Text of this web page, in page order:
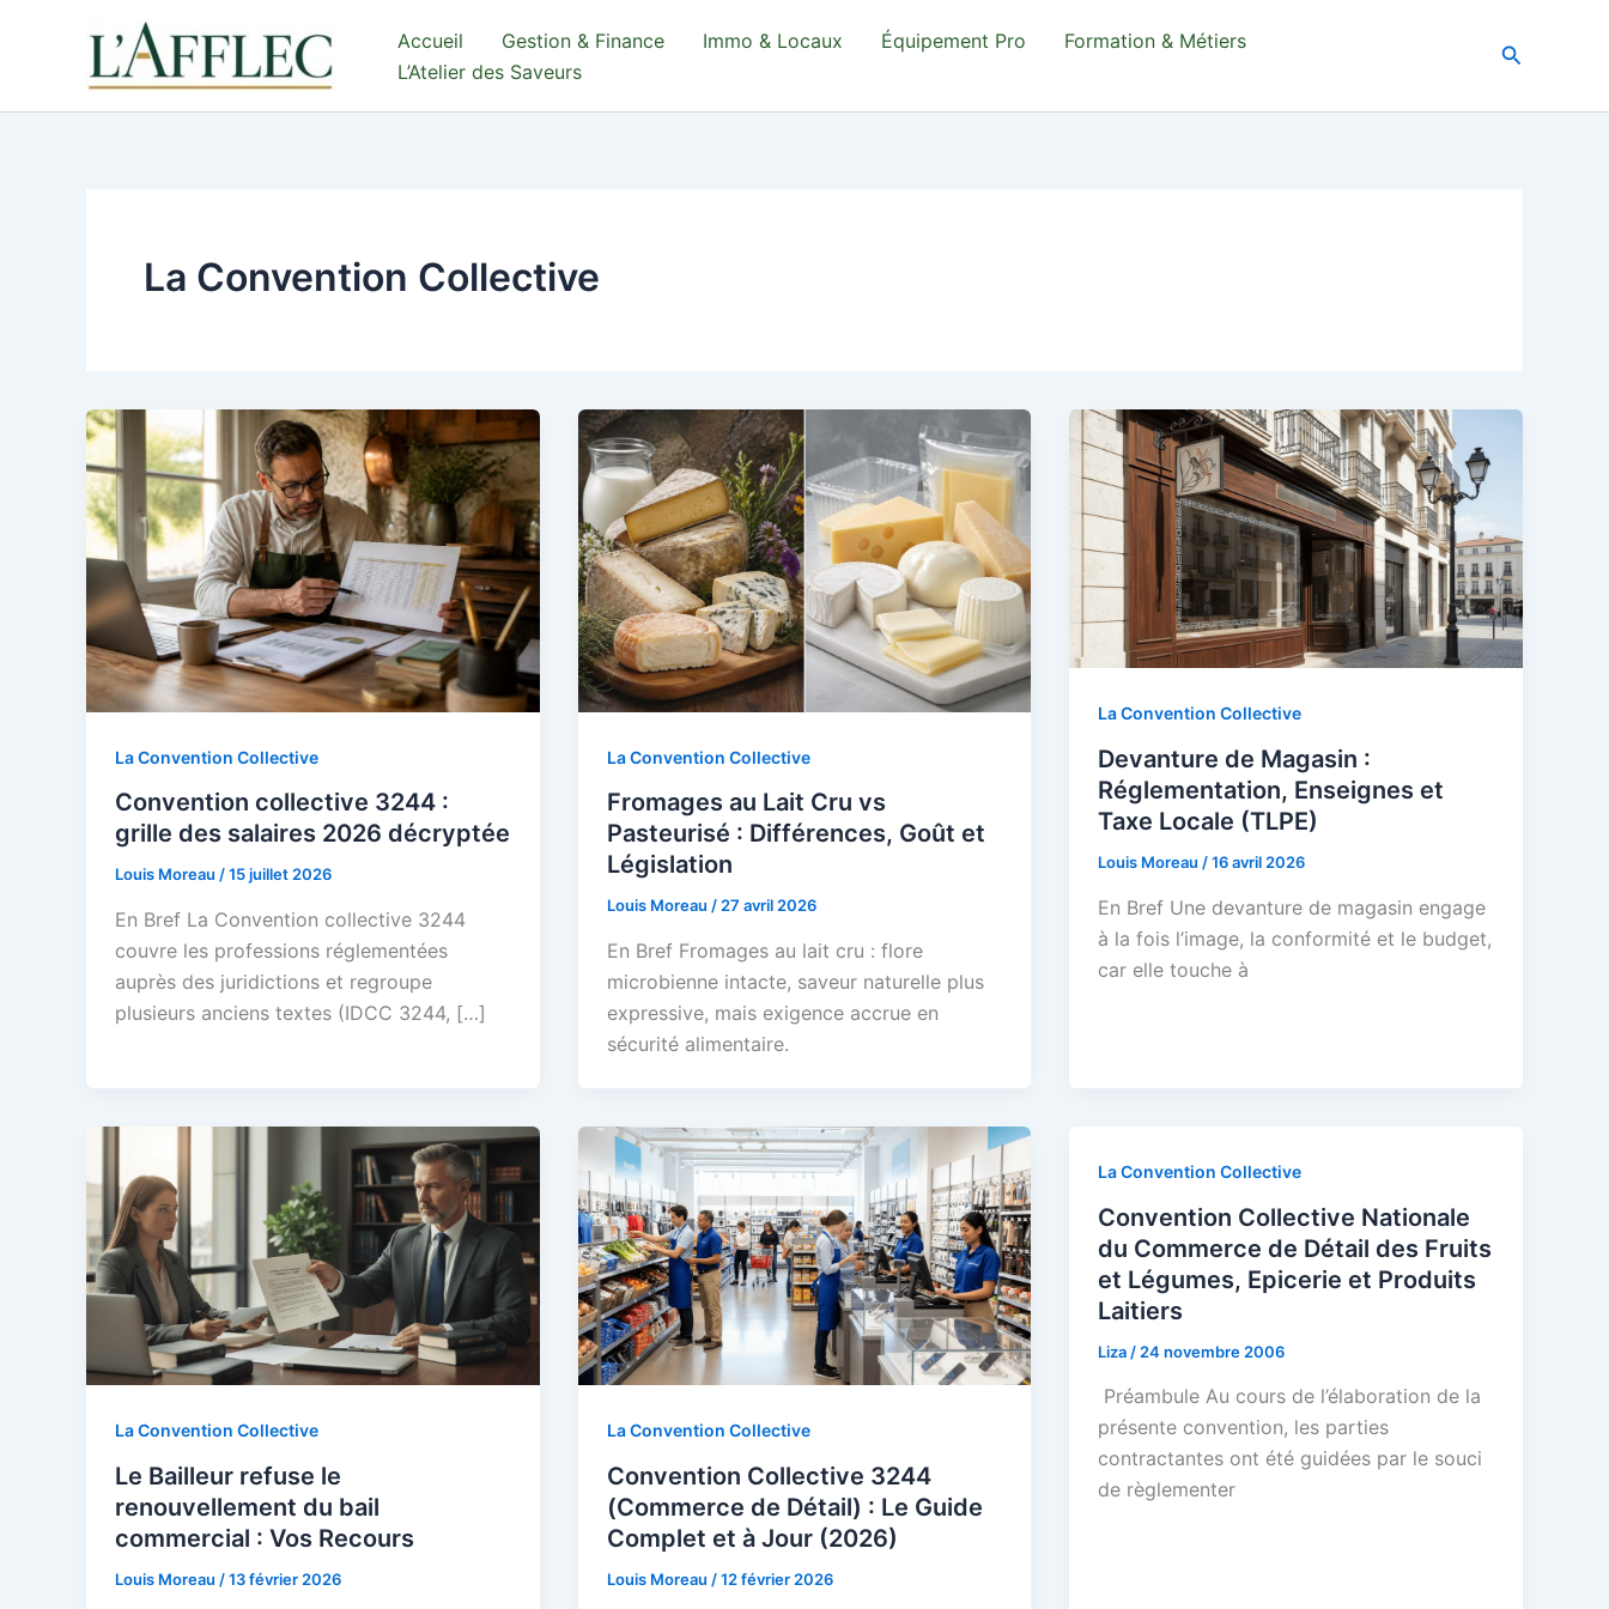
Accueil Gestion & Finance Immo & Locaux Équipement Pro
Formation & Métiers
L’Atelier des Saveurs
La Convention Collective
La Convention Collective
Convention collective 3244 :
grille des salaires 2026 décryptée
Louis Moreau /15 juillet 2026
En Bref La Convention collective 3244
couvre les professions réglementées
auprès des juridictions et regroupe
plusieurs anciens textes (IDCC 3244, […]
La Convention Collective
Fromages au Lait Cru vs
Pasteurisé : Différences, Goût et
Législation
Louis Moreau /27 avril 2026
En Bref Fromages au lait cru : flore
microbienne intacte, saveur naturelle plus
expressive, mais exigence accrue en
sécurité alimentaire.
La Convention Collective
Devanture de Magasin :
Réglementation, Enseignes et
Taxe Locale (TLPE)
Louis Moreau /16 avril 2026
En Bref Une devanture de magasin engage
à la fois l’image, la conformité et le budget,
car elle touche à
La Convention Collective
Le Bailleur refuse le
renouvellement du bail
commercial : Vos Recours
Louis Moreau /13 février 2026
La Convention Collective
Convention Collective 3244
(Commerce de Détail) : Le Guide
Complet et à Jour (2026)
Louis Moreau /12 février 2026
La Convention Collective
Convention Collective Nationale
du Commerce de Détail des Fruits
et Légumes, Epicerie et Produits
Laitiers
Liza / 24 novembre 2006
Préambule Au cours de l’élaboration de la
présente convention, les parties
contractantes ont été guidées par le souci
de règlementer